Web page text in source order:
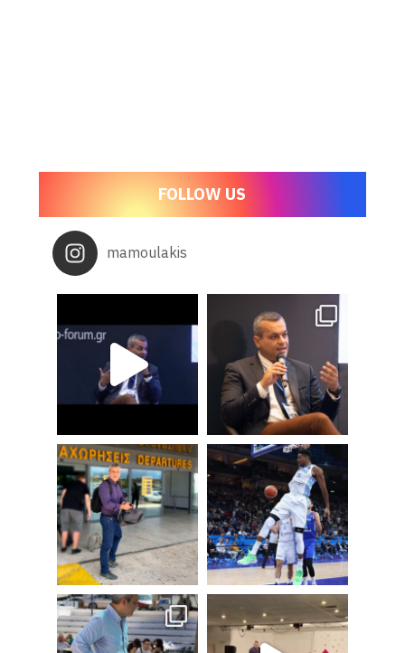
mamoulakis
FOLLOW US